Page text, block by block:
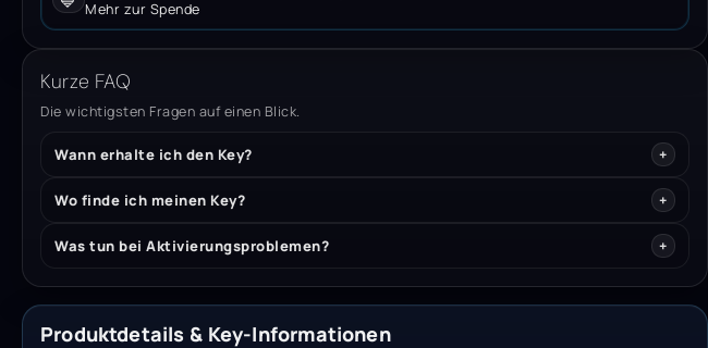
Mehr zur Spende
Kurze FAQ
Die wichtigsten Fragen auf einen Blick.
Wann erhalte ich den Key?
Wo finde ich meinen Key?
Was tun bei Aktivierungsproblemen?
Produktdetails & Key-Informationen